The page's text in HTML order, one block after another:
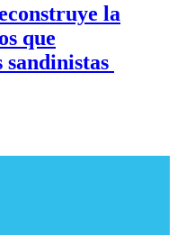
la
que
sandinistas